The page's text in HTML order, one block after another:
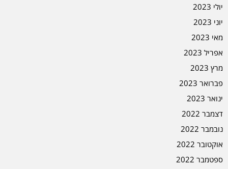
יולי 2023
יוני 2023
מאי 2023
אפריל 2023
מרץ 2023
פברואר 2023
ינואר 2023
דצמבר 2022
נובמבר 2022
אוקטובר 2022
ספטמבר 2022